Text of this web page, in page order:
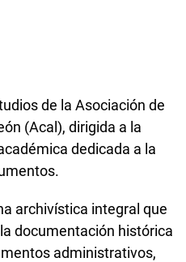
de la Asociación de
(Acal), dirigida a la
dedicada a la
archivística integral que
documentación histórica
administrativos,